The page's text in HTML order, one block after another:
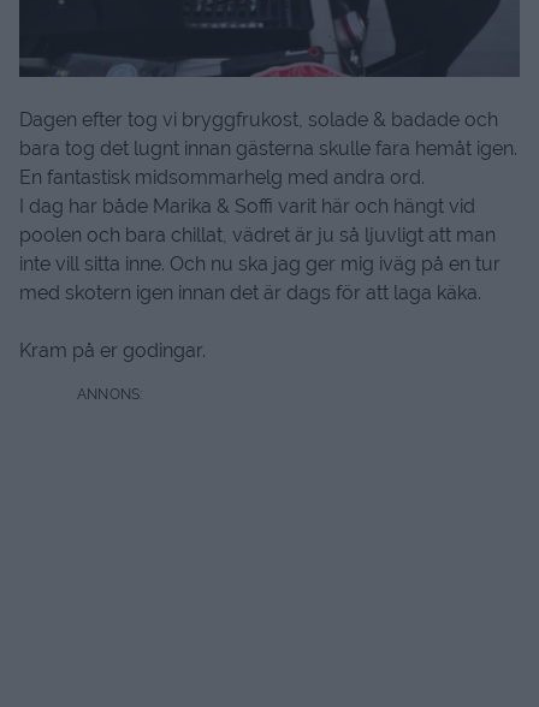
Dagen efter tog vi bryggfrukost, solade & badade och
bara tog det lugnt innan gästerna skulle fara hemåt igen.
En fantastisk midsommarhelg med andra ord.
I dag har både Marika & Soffi varit här och hängt vid
poolen och bara chillat, vädret är ju så ljuvligt att man
inte vill sitta inne. Och nu ska jag ger mig iväg på en tur
med skotern igen innan det är dags för att laga käka.
Kram på er godingar.